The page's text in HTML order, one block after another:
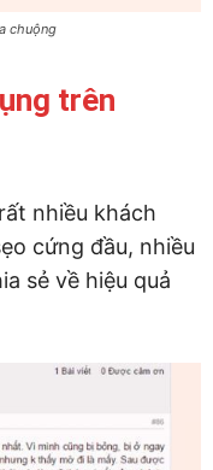
chuộng
trên
nhiều khách
cứng đầu, nhiều
sẻ về hiệu quả